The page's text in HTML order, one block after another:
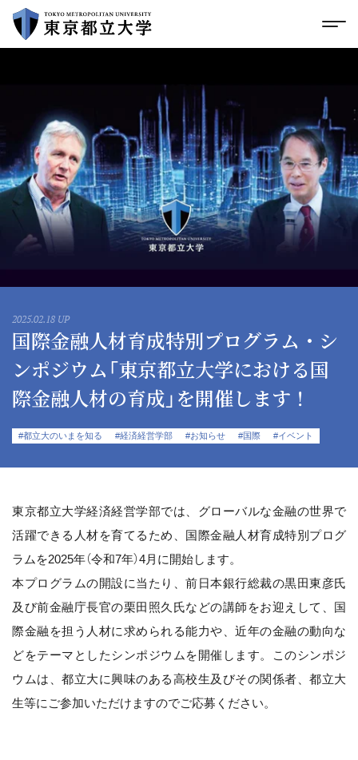
イ
に
ス
キ
ッ
グローバルメニューにスキップ メ
2025.02.18 UP
国際金融人材育成特別プログラム・シ
ンポジウム「東京都立大学における国
際金融人材の育成」を開催します！
#都立大のいまを知る #経済経営学部 #お知らせ #国際 #イベント
東京都立大学経済経営学部では、グローバルな金融の世界で
活躍できる人材を育てるため、国際金融人材育成特別プログ
ラムを2025年（令和7年）4月に開始します。
本プログラムの開設に当たり、前日本銀行総裁の黒田東彦氏
及び前金融庁長官の栗田照久氏などの講師をお迎えして、国
際金融を担う人材に求められる能力や、近年の金融の動向な
どをテーマとしたシンポジウムを開催します。このシンポジ
ウムは、都立大に興味のある高校生及びその関係者、都立大
生等にご参加いただけますのでご応募ください。